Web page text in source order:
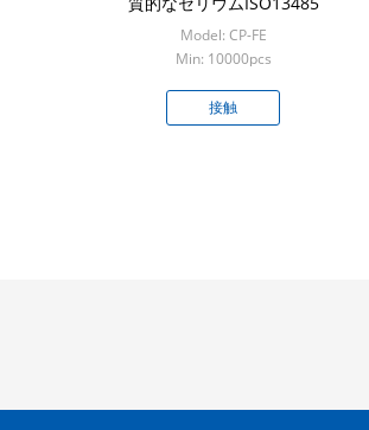
Model: CP-FE
Min: 10000pcs
接触